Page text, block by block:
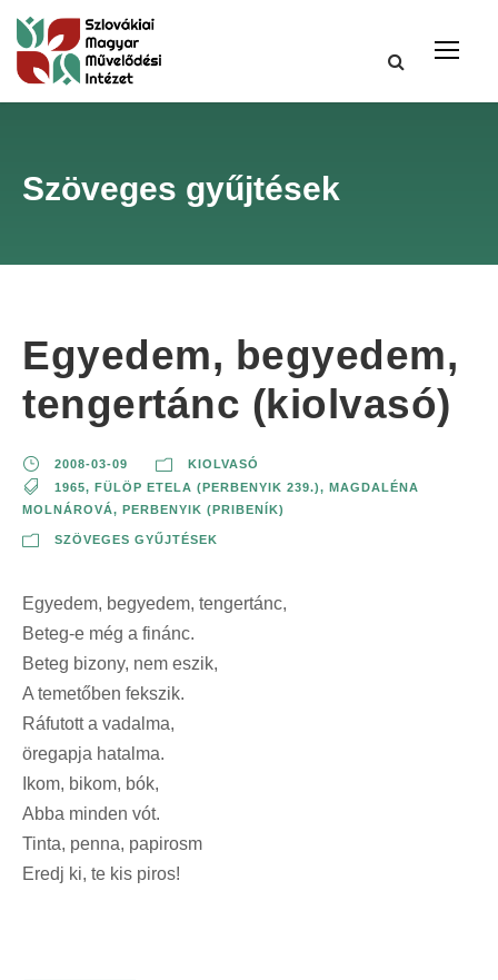
Szöveges gyűjtések
Egyedem, begyedem,
tengertánc (kiolvasó)
2008-03-09
KIOLVASÓ
1965, FÜLÖP ETELA (PERBENYIK 239.), MAGDALÉNA
MOLNÁROVÁ, PERBENYIK (PRIBENÍK)
SZÖVEGES GYŰJTÉSEK
Egyedem, begyedem, tengertánc,
Beteg-e még a finánc.
Beteg bizony, nem eszik,
A temetőben fekszik.
Ráfutott a vadalma,
öregapja hatalma.
Ikom, bikom, bók,
Abba minden vót.
Tinta, penna, papirosm
Eredj ki, te kis piros!